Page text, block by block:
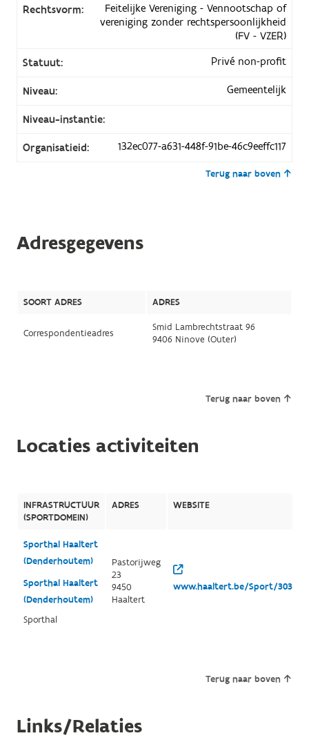
Rechtsvorm:
Feitelijke Vereniging - Vennootschap of
vereniging zonder rechtspersoonlijkheid
(FV - VZER)
Statuut:
Privé non-profit
Niveau: Gemeentelijk
Niveau-instantie:
Organisatieid: 132ec077-a631-448f-91be-46c9eeffc117
Terug naar boven
Adresgegevens
SOORT ADRES ADRES
Correspondentieadres
Smid Lambrechtstraat 96
9406 Ninove (Outer)
Terug naar boven
Locaties activiteiten
INFRASTRUCTUUR
(SPORTDOMEIN)
ADRES WEBSITE
Sporthal Haaltert
(Denderhoutem)
Sporthal Haaltert
(Denderhoutem)
Sporthal
Pastorijweg
23
9450
Haaltert
www.haaltert.be/Sport/3038/
Terug naar boven
Links/Relaties